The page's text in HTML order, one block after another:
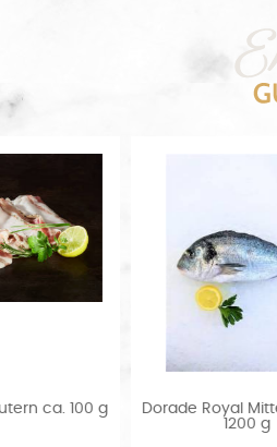
Mittelmeer ca
Patanegra
gereift